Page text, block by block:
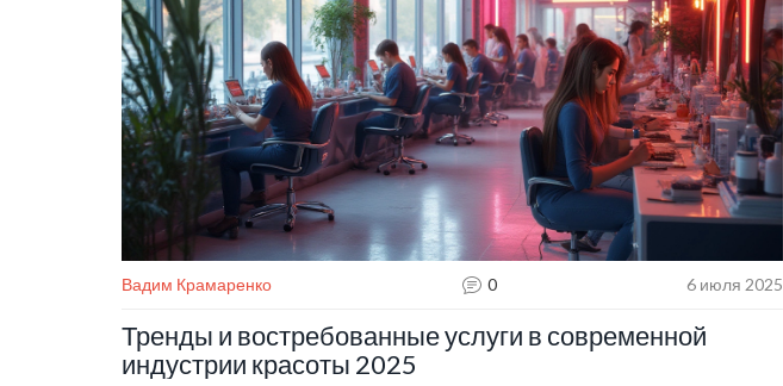
Вадим Крамаренко 0 6 июля 2025
Тренды и востребованные услуги в современной
индустрии красоты 2025